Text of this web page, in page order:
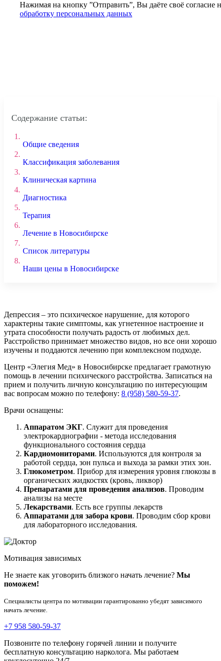
Нажимая на кнопку ”Отправить”, Вы даёте своё согласие
обработку персональных данных
Содержание статьи:
1.
Общие сведения
2.
Классификация заболевания
3.
Клиническая картина
4.
Диагностика
5.
Терапия
6.
Лечение в Новосибирске
7.
Список литературы
8.
Наши цены в Новосибирске
Депрессия – это психическое нарушение, для которого
характерны такие симптомы, как угнетенное настроение и
утрата способности получать радость от любимых дел.
Расстройство принимает множество видов, но все они хорошо
изучены и поддаются лечению при комплексном подходе.
Центр «Элегия Мед» в Новосибирске предлагает грамотную
помощь в лечении психического расстройства. Записаться на
прием и получить личную консультацию по интересующим
вас вопросам можно по телефону: 8 (958) 580-59-37.
Врачи оснащены:
Аппаратом ЭКГ. Служит для проведения
электрокардиографии - метода исследования
функционального состояния сердца
Кардиомониторами. Используются для контроля за
работой сердца, зон пульса и выхода за рамки этих зон.
Глюкометром. Прибор для измерения уровня глюкозы в
органических жидкостях (кровь, ликвор)
Препаратами для проведения анализов. Проводим
анализы на месте
Лекарствами. Есть все группы лекарств
Аппаратами для забора крови. Проводим сбор крови
для лабораторного исследования.
Мотивация зависимых
Не знаете как уговорить близкого начать лечение? Мы
поможем!
Специалисты центра по мотивации гарантированно убедят зависимого
начать лечение.
+7 958 580-59-37
Позвоните по телефону горячей линии и получите
бесплатную консультацию нарколога. Мы работаем